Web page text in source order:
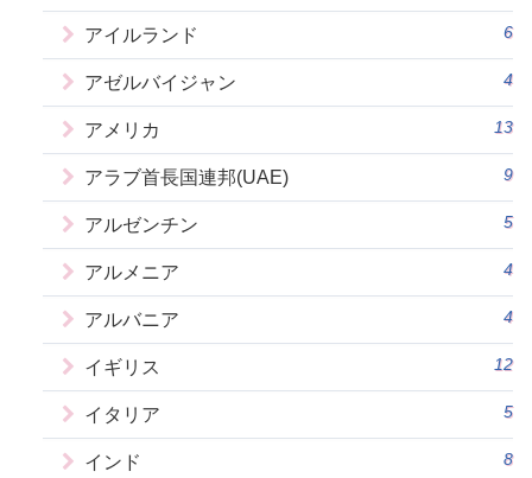
アイルランド 6
アゼルバイジャン 4
アメリカ 13
アラブ首長国連邦(UAE) 9
アルゼンチン 5
アルメニア 4
アルバニア 4
イギリス 12
イタリア 5
インド 8